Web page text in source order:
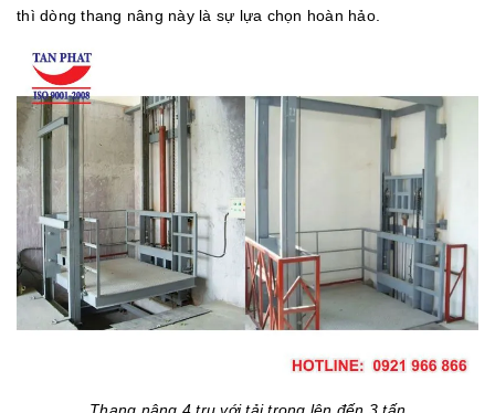
thì dòng thang nâng này là sự lựa chọn hoàn hảo.
Thang nâng 4 trụ với tải trọng lên đến 3 tấn